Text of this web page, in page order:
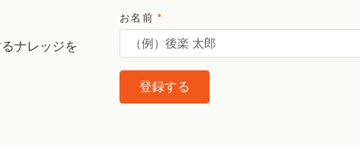
ナレッジを
お名前 *
登録する